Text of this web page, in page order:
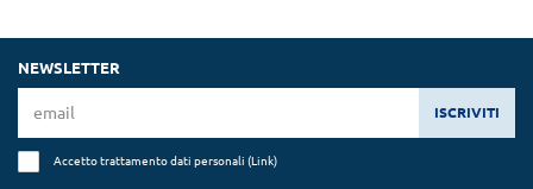
NEWSLETTER
ISCRIVITI
Accetto trattamento dati personali (Link)